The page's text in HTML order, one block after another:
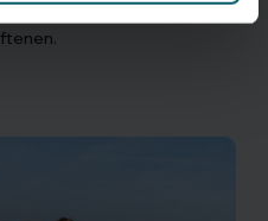
fællessang og